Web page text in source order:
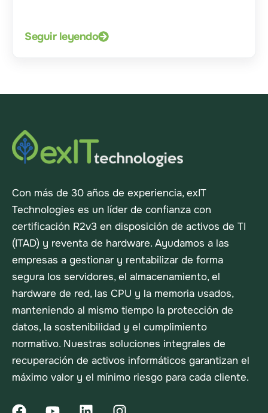
Seguir leyendo
Con más de 30 años de experiencia, exIT
Technologies es un líder de confianza con
certificación R2v3 en disposición de activos de TI
(ITAD) y reventa de hardware. Ayudamos a las
empresas a gestionar y rentabilizar de forma
segura los servidores, el almacenamiento, el
hardware de red, las CPU y la memoria usados,
manteniendo al mismo tiempo la protección de
datos, la sostenibilidad y el cumplimiento
normativo. Nuestras soluciones integrales de
recuperación de activos informáticos garantizan el
máximo valor y el mínimo riesgo para cada cliente.